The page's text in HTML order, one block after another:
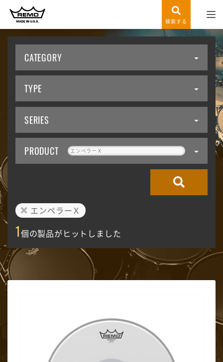
検索する
CATEGORY
TYPE
SERIES
PRODUCT エンペラーＸ
エンペラーＸ
1個の製品がヒットしました